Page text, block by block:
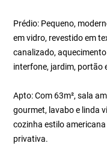
Prédio: Pequeno,
em vidro, revestido em
canalizado,
interfone, jardim, portão
Apto: Com 63m², sala
gourmet, lavabo e linda
cozinha estilo
privativa.